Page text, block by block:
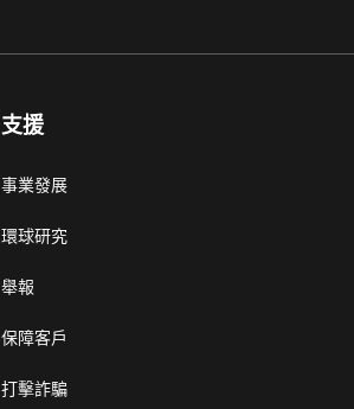
支援
事業發展
環球研究
舉報
保障客戶
打擊詐騙